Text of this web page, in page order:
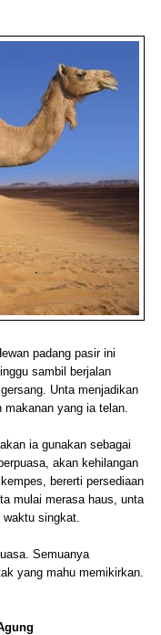
padang pasir ini
sambil berjalan
Unta menjadikan
yang ia telan.
ia gunakan sebagai
akan kehilangan
bererti persediaan
mulai merasa haus, unta
singkat.
Semuanya
yang mahu memikirkan.